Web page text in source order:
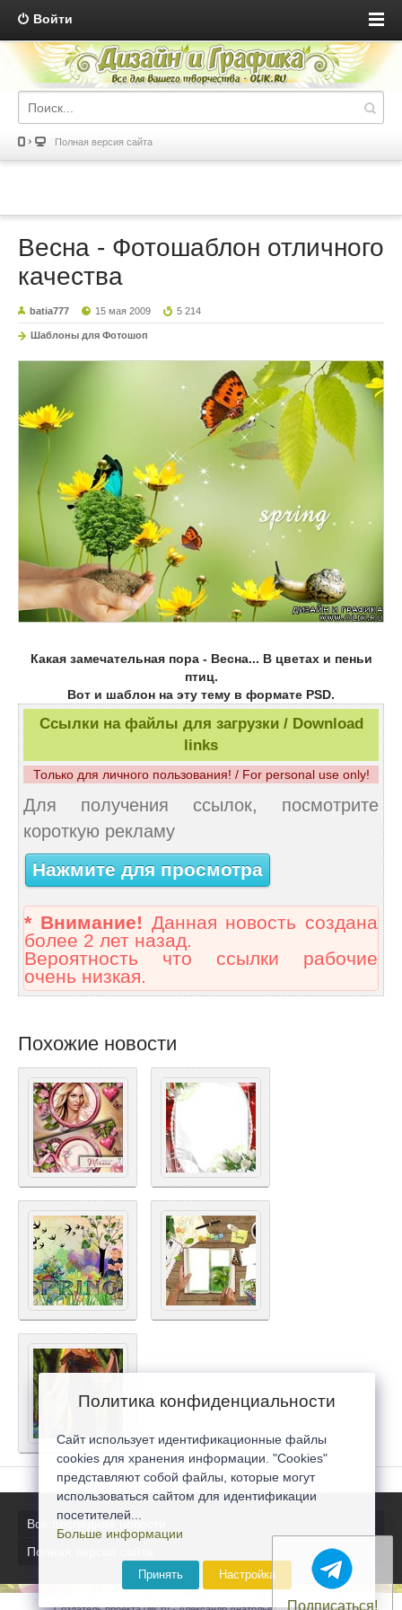
Войти
Полная версия сайта
Весна - Фотошаблон отличного
качества
batia777 15 мая 2009 5 214
Шаблоны для Фотошоп
Какая замечательная пора - Весна... В цветах и пеньи
птиц.
Вот и шаблон на эту тему в формате PSD.
Ссылки на файлы для загрузки / Download
links
Только для личного пользования! / For personal use only!
Для получения ссылок, посмотрите
короткую рекламу
Нажмите для просмотра
* Внимание! Данная новость создана
более 2 лет назад.
Вероятность что ссылки рабочие
очень низкая.
Похожие новости
Все последние новости
Полная версия сайта
Подписаться!
Политика конфиденциальности
Сайт использует идентификационные файлы
cookies для хранения информации. "Cookies"
представляют собой файлы, которые могут
использоваться сайтом для идентификации
посетителей...
Больше информации
Принять Настройка